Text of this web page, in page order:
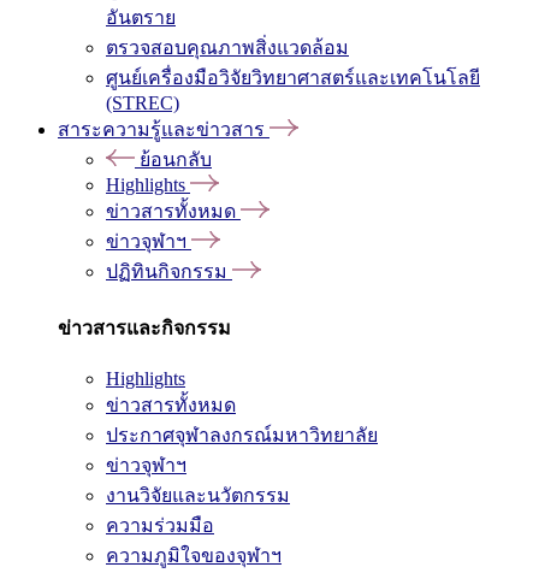
อันตราย
ตรวจสอบคุณภาพสิ่งแวดล้อม
ศูนย์เครื่องมือวิจัยวิทยาศาสตร์และเทคโนโลยี
(STREC)
สาระความรู้และข่าวสาร
ย้อนกลับ
Highlights
ข่าวสารทั้งหมด
ข่าวจุฬาฯ
ปฏิทินกิจกรรม
ข่าวสารและกิจกรรม
Highlights
ข่าวสารทั้งหมด
ประกาศจุฬาลงกรณ์มหาวิทยาลัย
ข่าวจุฬาฯ
งานวิจัยและนวัตกรรม
ความร่วมมือ
ความภูมิใจของจุฬาฯ